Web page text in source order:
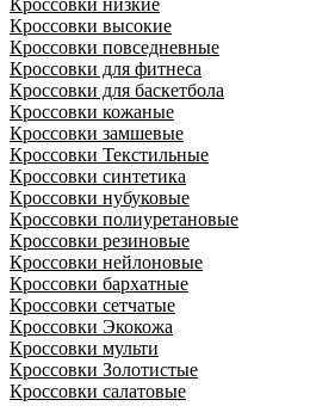
Кроссовки низкие
Кроссовки высокие
Кроссовки повседневные
Кроссовки для фитнеса
Кроссовки для баскетбола
Кроссовки кожаные
Кроссовки замшевые
Кроссовки Текстильные
Кроссовки синтетика
Кроссовки нубуковые
Кроссовки полиуретановые
Кроссовки резиновые
Кроссовки нейлоновые
Кроссовки бархатные
Кроссовки сетчатые
Кроссовки Экокожа
Кроссовки мульти
Кроссовки Золотистые
Кроссовки салатовые